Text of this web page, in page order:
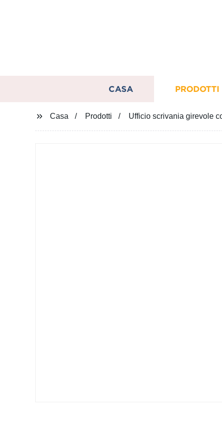
CASA PRODOTTI
Casa Prodotti Ufficio scrivania girevole